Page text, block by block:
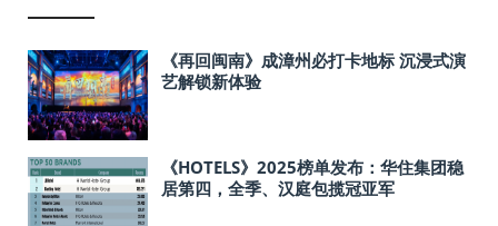
《再回闽南》成漳州必打卡地标 沉浸式演
艺解锁新体验
《HOTELS》2025榜单发布：华住集团稳
居第四，全季、汉庭包揽冠亚军